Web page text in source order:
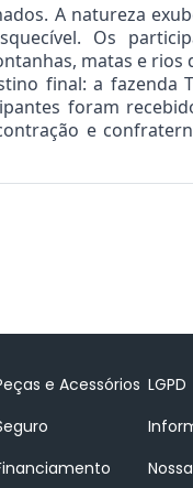
A natureza
Os
matas e rios
final: a fazenda
foram
e
e Acessórios LGPD